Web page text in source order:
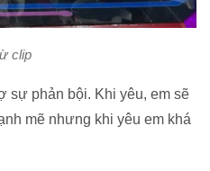
clip
sự phản bội. Khi yêu, em sẽ
mẽ nhưng khi yêu em khá